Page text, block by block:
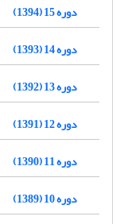
دوره 15 (1394)
دوره 14 (1393)
دوره 13 (1392)
دوره 12 (1391)
دوره 11 (1390)
دوره 10 (1389)